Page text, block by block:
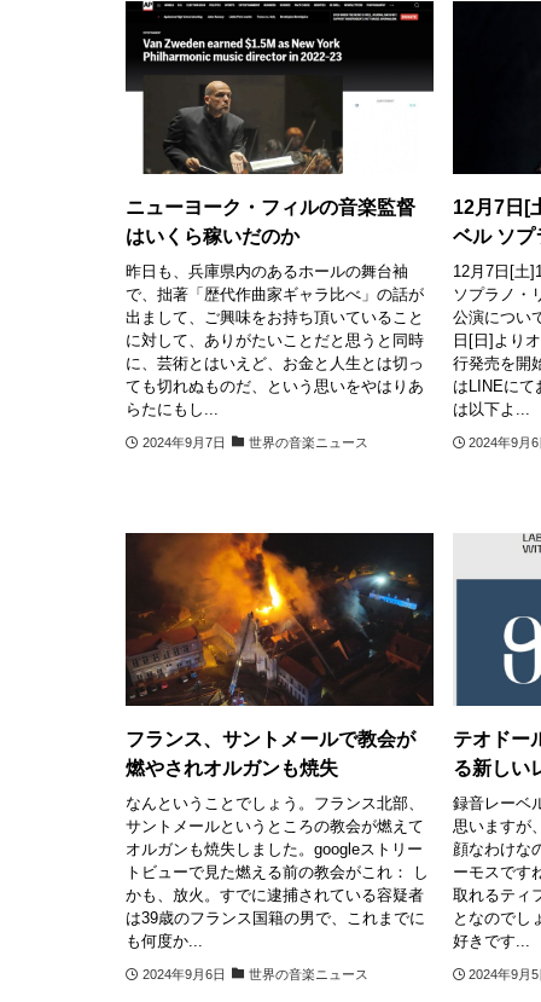
ニューヨーク・フィルの音楽監督
はいくら稼いだのか
昨日も、兵庫県内のあるホールの舞台袖
で、拙著「歴代作曲家ギャラ比べ」の話が
出まして、ご興味をお持ち頂いていること
に対して、ありがたいことだと思うと同時
に、芸術とはいえど、お金と人生とは切っ
ても切れぬものだ、という思いをやはりあ
らたにもし...
2024年9月7日 世界の音楽ニュース
12月7日[
ベル ソプ
12月7日[土
ソプラノ・
公演につい
日[日]より
行発売を開
はLINEにて
は以下よ...
2024年9月
フランス、サントメールで教会が
燃やされオルガンも焼失
なんということでしょう。フランス北部、
サントメールというところの教会が燃えて
オルガンも焼失しました。googleストリー
トビューで見た燃える前の教会がこれ： し
かも、放火。すでに逮捕されている容疑者
は39歳のフランス国籍の男で、これまでに
も何度か...
2024年9月6日 世界の音楽ニュース
テオドー
る新しい
録音レーベ
思いますが
顔なわけな
ーモスです
取れるティ
となのでし
好きです...
2024年9月